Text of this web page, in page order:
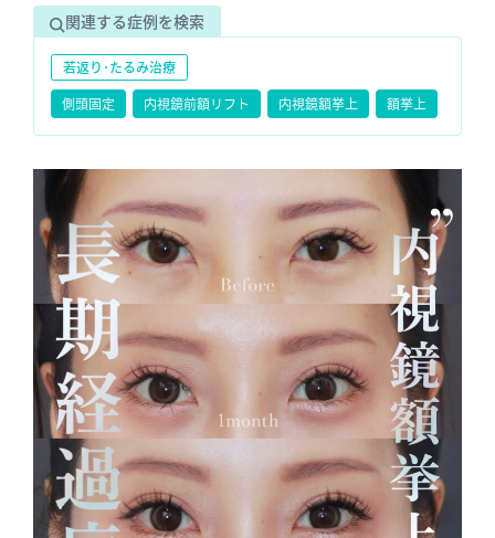
関連する症例を検索
若返り･たるみ治療
側頭固定
内視鏡前額リフト 内視鏡額挙上 額挙上